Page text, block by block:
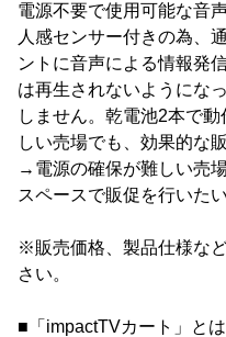
電源不要で使用可能な音
人感センサー付きの為、
ントに音声による情報発
は再生されないようにな
しません。乾電池2本で
しい売場でも、効果的な
→電源の確保が難しい売
スペースで販促を行いた
※販売価格、製品仕様な
さい。
■「impactTVカート」とは